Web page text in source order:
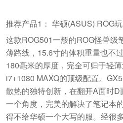
推荐产品1： 华硕(ASUS) ROG
这款ROG501一般的ROG怪兽级
薄路线，15.6寸的体积重量也不
180毫米的厚度，完全可归于轻
i7+1080 MAXQ的顶级配置。
散热的独特创新，在翻开A面时
一个角度，完美的解决了笔记本
得不给华硕一个大写的服。经很